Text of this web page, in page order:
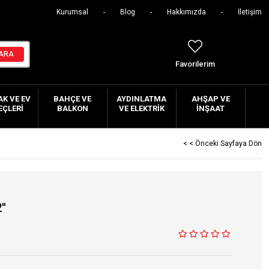
Kurumsal Blog Hakkımızda İletişim
Favorilerim
VE EV
BAHÇE VE
BALKON
AYDINLATMA
VE ELEKTRIK
AHŞAP VE
İNŞAAT
< < Önceki Sayfaya Dön